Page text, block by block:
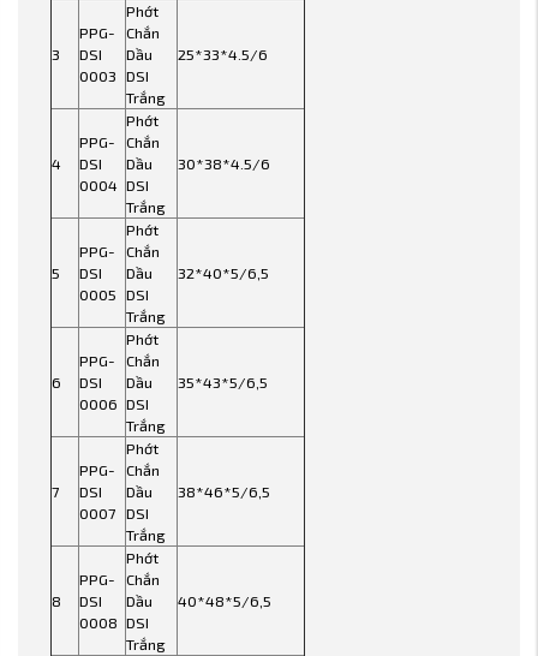
3
PPG-
DSI
0003
Phớt
Chắn
Dầu
DSI
Trắng
25*33*4.5/6
4
PPG-
DSI
0004
Phớt
Chắn
Dầu
DSI
Trắng
30*38*4.5/6
5
PPG-
DSI
0005
Phớt
Chắn
Dầu
DSI
Trắng
32*40*5/6,5
6
PPG-
DSI
0006
Phớt
Chắn
Dầu
DSI
Trắng
35*43*5/6,5
7
PPG-
DSI
0007
Phớt
Chắn
Dầu
DSI
Trắng
38*46*5/6,5
8
PPG-
DSI
0008
Phớt
Chắn
Dầu
DSI
Trắng
40*48*5/6,5